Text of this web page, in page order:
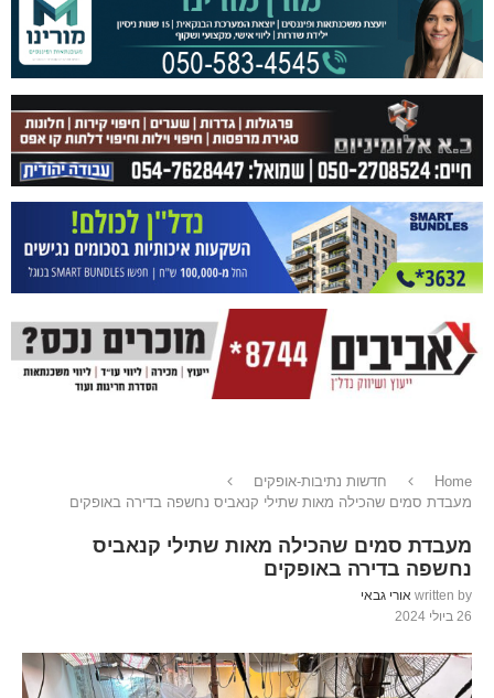
Home
חדשות נתיבות-אופקים
מעבדת סמים שהכילה מאות שתילי קנאביס נחשפה בדירה באופקים
מעבדת סמים שהכילה מאות שתילי קנאביס
נחשפה בדירה באופקים
written by אורי גבאי
26 ביולי 2024